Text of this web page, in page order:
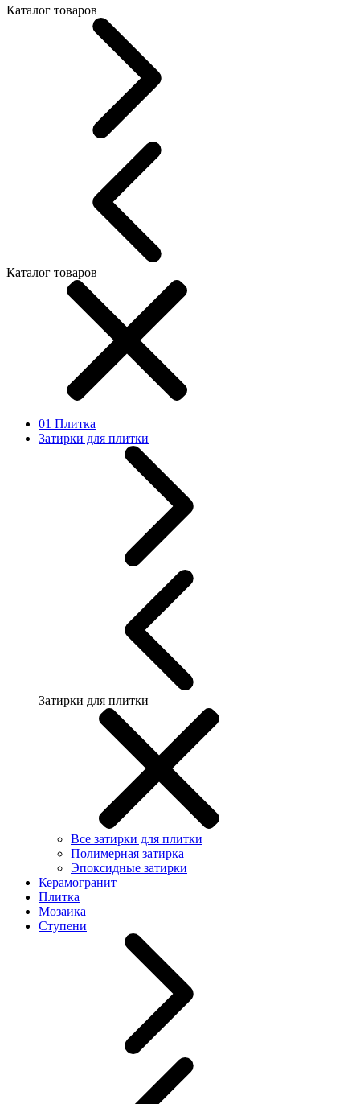
Каталог товаров
Каталог товаров
01 Плитка
Затирки для плитки
Затирки для плитки
Все затирки для плитки
Полимерная затирка
Эпоксидные затирки
Керамогранит
Плитка
Мозаика
Ступени